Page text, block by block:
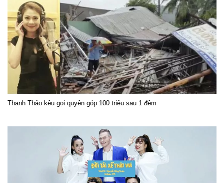
Thanh Thảo kêu gọi quyên góp 100 triệu sau 1 đêm